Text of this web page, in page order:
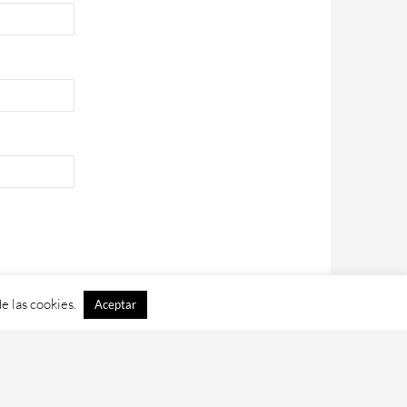
las cookies. Aceptar